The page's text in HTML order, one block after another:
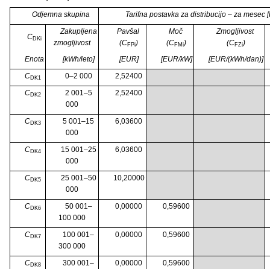
Odjemna skupina
Tarifna postavka za distribucijo – za mesec
CDKi
Zakupljena
zmogljivost
Pavšal
(CFPi)
Moč
(CFMi)
Zmogljivost
(CFZi)
Enota
[kWh/leto] [EUR] [EUR/kW]
[EUR/(kWh/dan)]
CDK1 0–2 000
2,52400
CDK2
2 001–5
000
2,52400
CDK3
5 001–15
000
6,03600
CDK4
15 001–25
000
6,03600
CDK5
25 001–50
000
10,20000
CDK6
50 001–
100 000
0,00000 0,59600
CDK7
100 001–
300 000
0,00000 0,59600
CDK8
300 001–
0,00000 0,59600